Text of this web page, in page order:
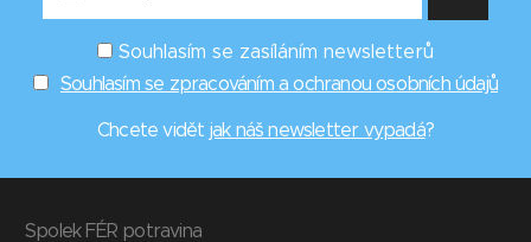
Souhlasím se zasíláním newsletterů
Souhlasím se zpracováním a ochranou osobních údajů
Chcete vidět jak náš newsletter vypadá?
Spolek FÉR potravina